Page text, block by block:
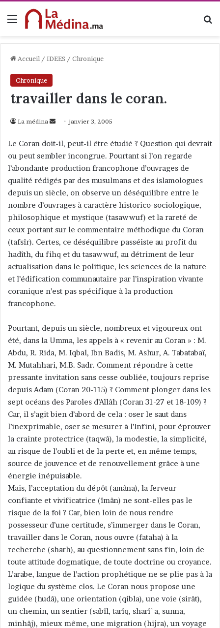
Menu
Accueil / IDEES / Chronique
Chronique
travailler dans le coran.
La médina
v
o
y
e
r
u
n
c
o
u
r
janvier 3, 2005
Le Coran doit-il, peut-il être étudié ? Question qui devrait
ou peut sembler incongrue. Pourtant si l’on regarde
l’abondante production francophone d’ouvrages de
qualité rédigés par des musulmans et des islamologues
depuis un siècle, on observe un déséquilibre entre le
nombre d’ouvrages à caractère historico-sociologique,
philosophique et mystique (tasawwuf) et la rareté de
ceux portant sur le commentaire méthodique du Coran
(tafsîr). Certes, ce déséquilibre passéiste au profit du
hadîth, du fihq et du tasawwuf, au détriment de leur
actualisation dans le politique, les sciences de la nature
et l’édification communautaire par l’inspiration vivante
coranique n’est pas spécifique à la production
francophone.
Pourtant, depuis un siècle, nombreux et vigoureux ont
été, dans la Umma, les appels à « revenir au Coran » : M.
Abdu, R. Rida, M. Iqbal, Ibn Badis, M. Ashur, A. Tabatabaï,
M. Mutahhari, M.B. Sadr. Comment répondre à cette
pressante invitation sans cesse oubliée, toujours reprise
depuis Adam (Coran 20-115) ? Comment plonger dans les
sept océans des Paroles d’Allâh (Coran 31-27 et 18-109) ?
Car, il s’agit bien d’abord de cela : oser le saut dans
l’inexprimable, oser se mesurer à l’Infini, pour éprouver
la crainte protectrice (taqwâ), la modestie, la simplicité,
au risque de l’oubli et de la perte et, en même temps,
source de jouvence et de renouvellement grâce à une
énergie inépuisable.
Mais, l’acceptation du dépôt (amâna), la ferveur
confiante et vivificatrice (îmân) ne sont-elles pas le
risque de la foi ? Car, bien loin de nous rendre
possesseur d’une certitude, s’immerger dans le Coran,
travailler dans le Coran, nous ouvre (fataha) à la
recherche (sharh), au questionnement sans fin, loin de
toute attitude dogmatique, de toute doctrine ou croyance.
L’arabe, langue de l’action prophétique ne se plie pas à la
logique du système clos. Le Coran nous propose une
guidée (hudâ), une orientation (qibla), une voie (sirât),
un chemin, un sentier (sabîl, tarîq, sharî`a, sunna,
minhâj), mieux même, une migration (hijra), un voyage